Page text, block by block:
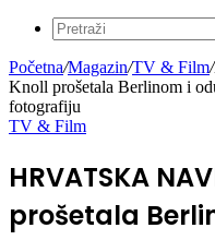
Početna/Magazin/TV & Film/
Knoll prošetala Berlinom i
fotografiju
TV & Film
HRVATSKA
prošetala